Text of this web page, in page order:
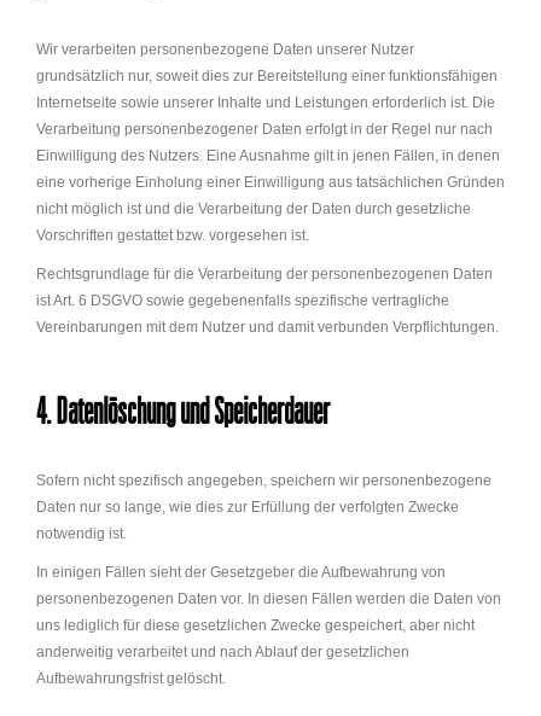
Wir verarbeiten personenbezogene Daten unserer Nutzer
grundsätzlich nur, soweit dies zur Bereitstellung einer funktionsfähigen
Internetseite sowie unserer Inhalte und Leistungen erforderlich ist. Die
Verarbeitung personenbezogener Daten erfolgt in der Regel nur nach
Einwilligung des Nutzers. Eine Ausnahme gilt in jenen Fällen, in denen
eine vorherige Einholung einer Einwilligung aus tatsächlichen Gründen
nicht möglich ist und die Verarbeitung der Daten durch gesetzliche
Vorschriften gestattet bzw. vorgesehen ist.
Rechtsgrundlage für die Verarbeitung der personenbezogenen Daten
ist Art. 6 DSGVO sowie gegebenenfalls spezifische vertragliche
Vereinbarungen mit dem Nutzer und damit verbunden Verpflichtungen.
4. Datenlöschung und Speicherdauer
Sofern nicht spezifisch angegeben, speichern wir personenbezogene
Daten nur so lange, wie dies zur Erfüllung der verfolgten Zwecke
notwendig ist.
In einigen Fällen sieht der Gesetzgeber die Aufbewahrung von
personenbezogenen Daten vor. In diesen Fällen werden die Daten von
uns lediglich für diese gesetzlichen Zwecke gespeichert, aber nicht
anderweitig verarbeitet und nach Ablauf der gesetzlichen
Aufbewahrungsfrist gelöscht.